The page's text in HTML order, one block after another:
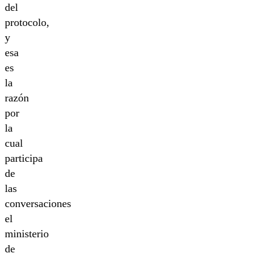
del
protocolo,
y
esa
es
la
razón
por
la
cual
participa
de
las
conversaciones
el
ministerio
de